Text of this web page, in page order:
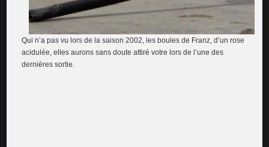
Qui n’a pas vu lors de la saison 2002, les boules de Franz, d’un rose
acidulée, elles aurons sans doute attiré votre lors de l’une des
dernières sortie.